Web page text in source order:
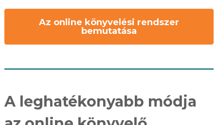
Az online könyvelési rendszer
bemutatása
A leghatékonyabb módja